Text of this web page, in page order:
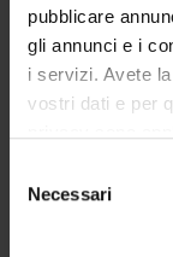
pubblicare
gli annunci e i
i servizi. Avete
vostri dati e per
modificare o
momento dalla
delNecessari
intelligenza